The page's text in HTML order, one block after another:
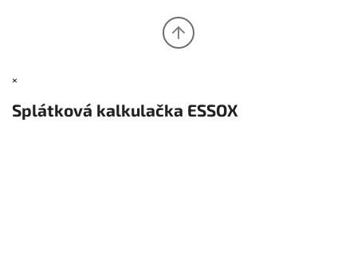
×
Splátková kalkulačka ESSOX